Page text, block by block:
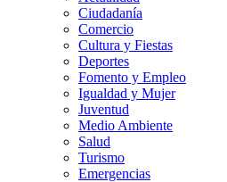
Ciudadanía
Comercio
Cultura y Fiestas
Deportes
Fomento y Empleo
Igualdad y Mujer
Juventud
Medio Ambiente
Salud
Turismo
Emergencias